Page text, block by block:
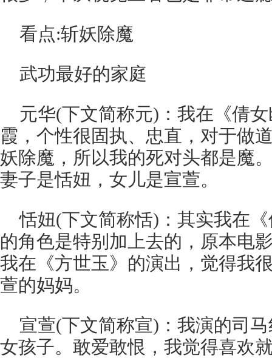
看点:斩妖除魔
武功最好的家庭
元华(下文简称元)：我在《倩
霞，个性很固执、忠直，对于做
妖除魔，所以我的死对头都是魔
妻子是恬妞，女儿是宣萱。
恬妞(下文简称恬)：其实我在
的角色是特别加上去的，原本电
我在《方世玉》的演出，觉得我
萱的妈妈。
宣萱(下文简称宣)：我演的司
女孩子。敢爱敢恨，我觉得喜欢